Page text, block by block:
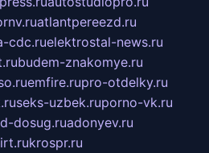
atlantpereezd.ru
cdc.ruelektrostal-news.ru
budem-znakomye.ru
emfire.rupro-otdelky.ru
seks-uzbek.ruporno-vk.ru
dosug.ruadonyev.ru
krospr.ru